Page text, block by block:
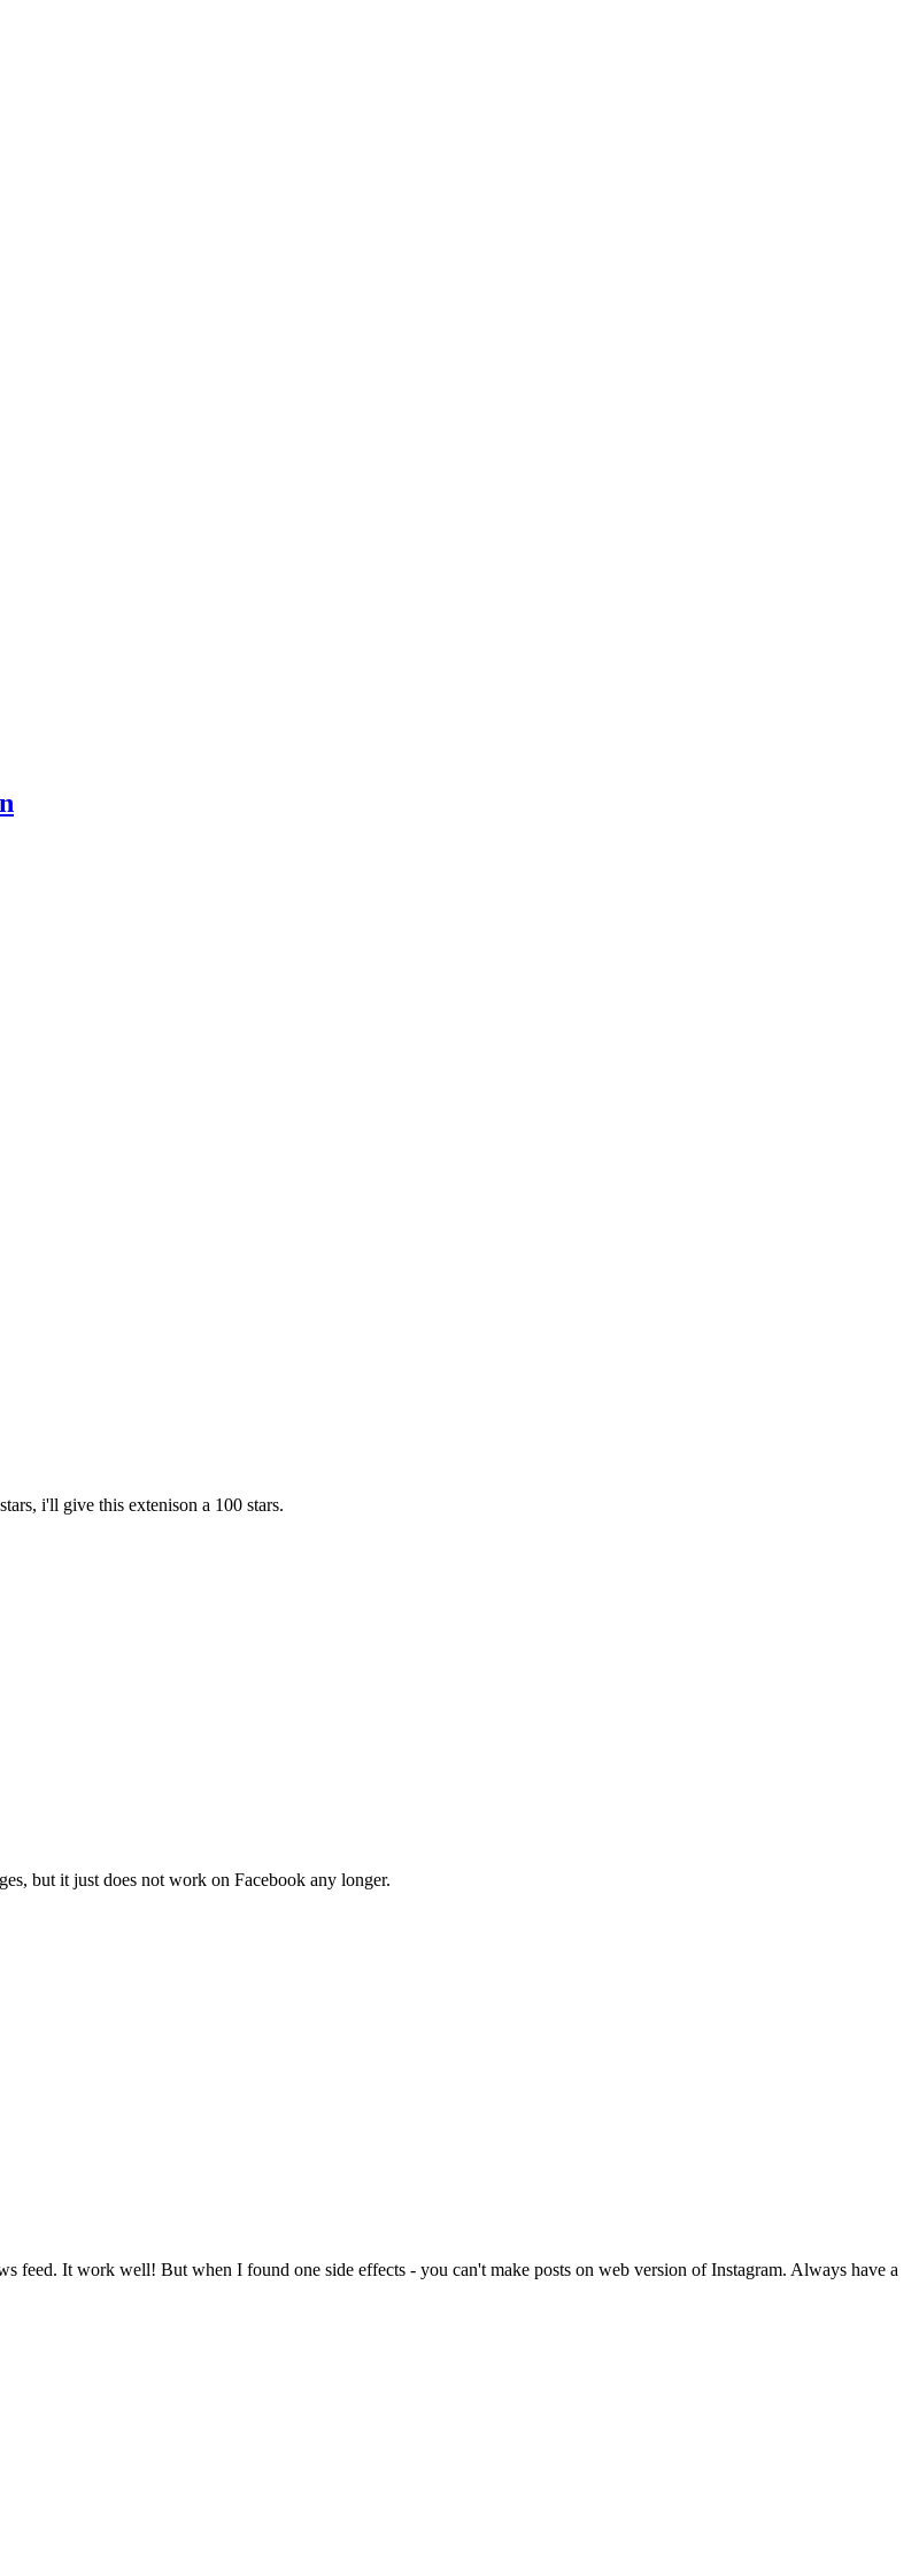
i'll give this extenison a 100 stars.
but it just does not work on Facebook any longer.
feed. It work well! But when I found one side effects - you can't make posts on web version of Instagram. Always have a